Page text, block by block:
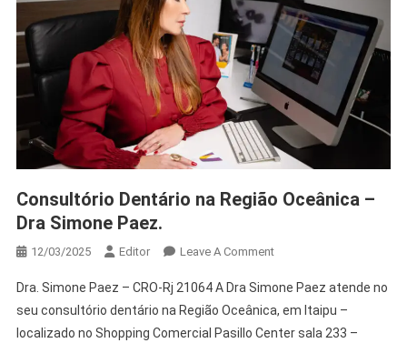
Consultório Dentário na Região Oceânica –
Dra Simone Paez.
12/03/2025 Editor Leave A Comment
Dra. Simone Paez – CRO-Rj 21064 A Dra Simone Paez atende no
seu consultório dentário na Região Oceânica, em Itaipu –
localizado no Shopping Comercial Pasillo Center sala 233 –